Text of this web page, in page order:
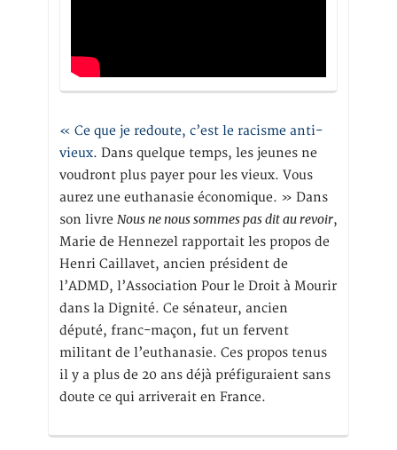
« Ce que je redoute, c’est le racisme anti-
vieux. Dans quelque temps, les jeunes ne
voudront plus payer pour les vieux. Vous
aurez une euthanasie économique. » Dans
son livre Nous ne nous sommes pas dit au revoir,
Marie de Hennezel rapportait les propos de
Henri Caillavet, ancien président de
l’ADMD, l’Association Pour le Droit à Mourir
dans la Dignité. Ce sénateur, ancien
député, franc-maçon, fut un fervent
militant de l’euthanasie. Ces propos tenus
il y a plus de 20 ans déjà préfiguraient sans
doute ce qui arriverait en France.